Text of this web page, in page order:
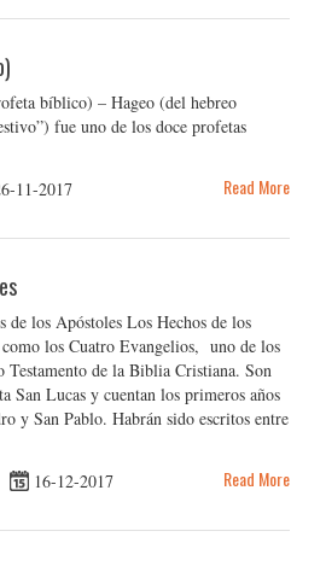
bíblico) – Hageo (del hebreo
fue uno de los doce profetas
11-2017 Read More
de los Apóstoles Los Hechos de los
los Cuatro Evangelios, uno de los
de la Biblia Cristiana. Son
San Lucas y cuentan los primeros años
y San Pablo. Habrán sido escritos entre
16-12-2017 Read More